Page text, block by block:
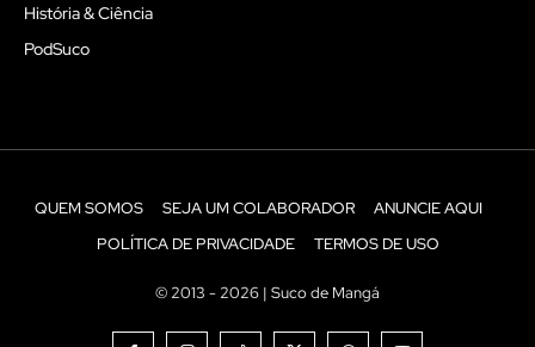
História & Ciência
PodSuco
QUEM SOMOS SEJA UM COLABORADOR
ANUNCIE AQUI
POLÍTICA DE PRIVACIDADE
TERMOS DE USO
© 2013 - 2026 | Suco de Mangá